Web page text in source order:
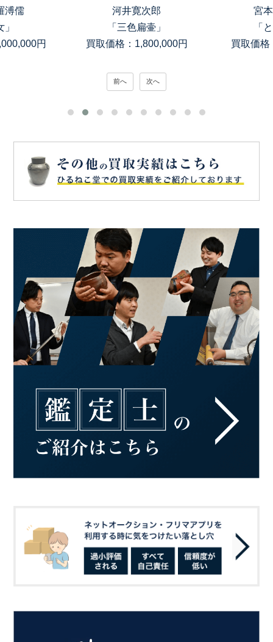
溥儒
円
河井寛次郎
「三色扁壷」
買取価格：1,800,000円
宮
「
買取価格
前へ 次へ